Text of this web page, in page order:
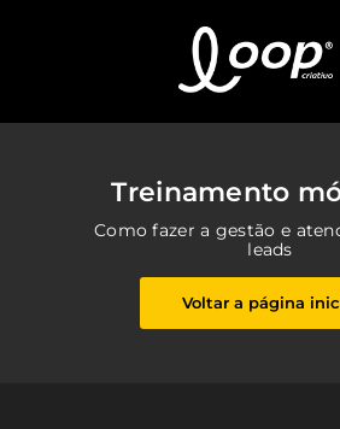
Treinamento
Como fazer a gestão e
leads
Voltar a página